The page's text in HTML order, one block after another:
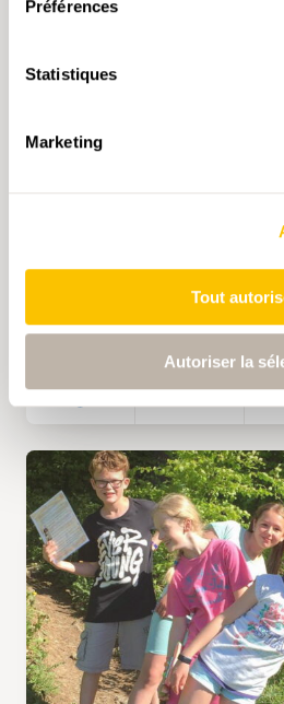
Préférences
Statistiques
Marketing
Tout
Autoriser la
LINKS